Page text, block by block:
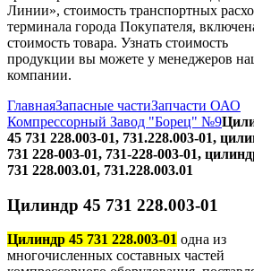
Линии», стоимость транспортных
терминала города Покупателя,
стоимость товара. Узнать стоимость
продукции вы можете у менеджеров
компании.
ГлавнаяЗапасные частиЗапчасти ОАО
Компрессорный Завод "Борец" №9
45 731 228.003-01, 731.228.003-01,
731 228-003-01, 731-228-003-01,
731 228.003.01, 731.228.003.01
Цилиндр 45 731 228.003-01
Цилиндр 45 731 228.003-01 одна из
многочисленных составных частей